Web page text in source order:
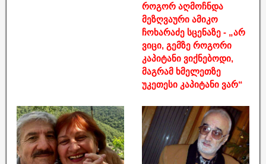
როგორ აღმოჩნდა
მეზღვაური ამიკო
ჩოხარაძე სცენაზე - „არ
ვიცი, გემზე როგორი
კაპიტანი ვიქნებოდი,
მაგრამ ხმელეთზე
უკეთესი კაპიტანი ვარ“